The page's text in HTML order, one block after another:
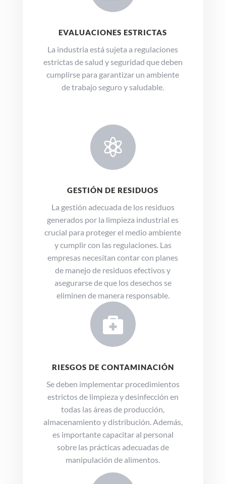
EVALUACIONES ESTRICTAS
La industria está sujeta a regulaciones
estrictas de salud y seguridad que deben
cumplirse para garantizar un ambiente
de trabajo seguro y saludable.

GESTIÓN DE RESIDUOS
La gestión adecuada de los residuos
generados por la limpieza industrial es
crucial para proteger el medio ambiente
y cumplir con las regulaciones. Las
empresas necesitan contar con planes
de manejo de residuos efectivos y
asegurarse de que los desechos se
eliminen de manera responsable.

RIESGOS DE CONTAMINACIÓN
Se deben implementar procedimientos
estrictos de limpieza y desinfección en
todas las áreas de producción,
almacenamiento y distribución. Además,
es importante capacitar al personal
sobre las prácticas adecuadas de
manipulación de alimentos.